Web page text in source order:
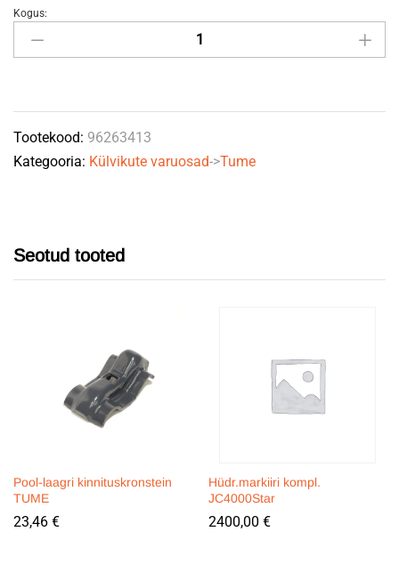
Sahkseemendi
quantity
Kogus:
Tootekood: 96263413
Kategooria: Külvikute varuosad->Tume
Seotud tooted
Pool-laagri kinnituskronstein
TUME
23,46 €
Hüdr.markiiri kompl.
JC4000Star
2400,00 €